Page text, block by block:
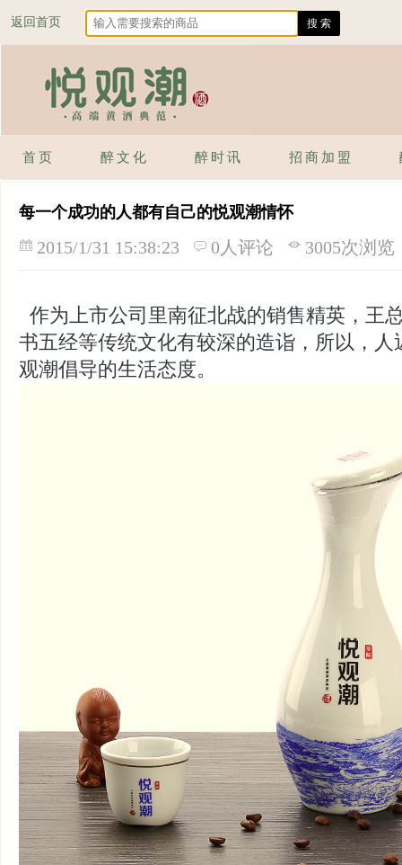
返回首页
首页 醉文化 醉时讯 招商加盟
每一个成功的人都有自己的悦观潮情怀
2015/1/31 15:38:23 0人评论 3005次浏览
作为上市公司里南征北战的销售精英，王
书五经等传统文化有较深的造诣，所以，
观潮倡导的生活态度。